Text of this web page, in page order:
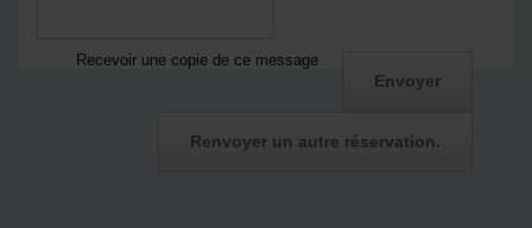
Recevoir une copie de ce message